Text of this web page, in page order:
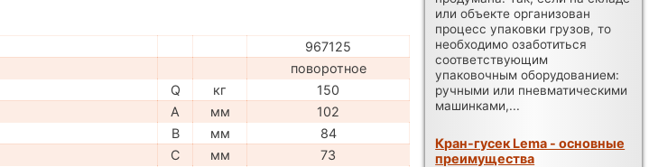
967125
поворотное
Q кг
150
A мм
102
B мм
84
C мм
73
или объекте организован
процесс упаковки грузов, то
необходимо озаботиться
соответствующим
упаковочным оборудованием:
ручными или пневматическими
машинками,...
Кран-гусек Lema - основные
преимущества